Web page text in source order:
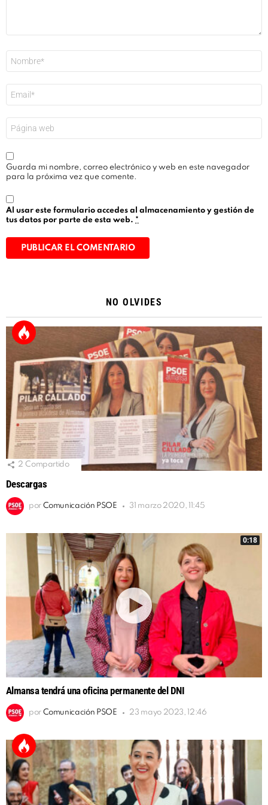
electrónico
*
Guarda mi nombre, correo electrónico y web en este navegador
para la próxima vez que comente.
Al usar este formulario accedes al almacenamiento y gestión de
tus datos por parte de esta web. *
NO OLVIDES
2 Compartido
Descargas
por Comunicación PSOE 31 marzo 2020, 11:45
0:18
Almansa tendrá una oficina permanente del DNI
por Comunicación PSOE 23 mayo 2023, 12:46